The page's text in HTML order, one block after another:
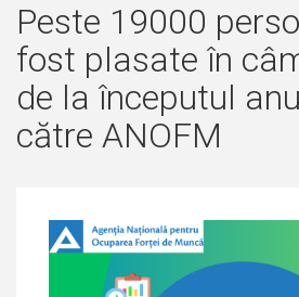
Peste 19000
fost plasate în
de la începutul
către ANOFM